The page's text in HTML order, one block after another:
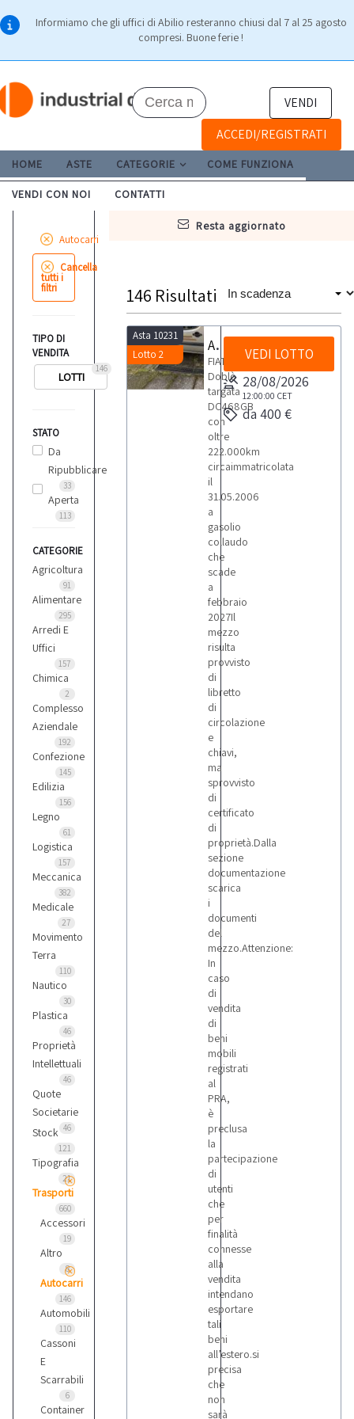
Informiamo che gli uffici di Abilio resteranno chiusi dal 7 al 25 agosto
compresi. Buone ferie !
VENDI
ACCEDI/REGISTRATI
HOME ASTE CATEGORIE COME FUNZIONA
VENDI CON NOI CONTATTI
resta aggiornato
Autocarri
Cancella
tutti i
filtri
TIPO DI
VENDITA
146
LOTTI
STATO
Da
Ripubblicare
33
Aperta
113
CATEGORIE
Agricoltura
91
Alimentare
295
Arredi E
Uffici
157
Chimica
2
Complesso
Aziendale
192
Confezione
145
Edilizia
156
Legno
61
Logistica
157
Meccanica
382
Medicale
27
Movimento
Terra
110
Nautico
30
Plastica
46
Proprietà
Intellettuali
46
Quote
Societarie
46
Stock
121
Tipografia
21
Trasporti
660
Accessori
19
Altro
8
Autocarri
146
Automobili
110
Cassoni
E
Scarrabili
6
Container
146 Risultati
Asta 10231
Lotto 2
Autocarro Fiat Doblò
FIAT
Doblò
targata
DC468GB
con
oltre
222.000km
circaimmatricolata
il
31.05.2006
a
gasolio
collaudo
che
scade
a
febbraio
2027Il
mezzo
risulta
provvisto
di
libretto
di
circolazione
e
chiavi,
ma
sprovvisto
di
certificato
di
proprietà.Dalla
sezione
documentazione
scarica
i
documenti
del
mezzo.Attenzione:
In
caso
di
vendita
di
beni
mobili
registrati
al
PRA,
è
preclusa
la
partecipazione
di
utenti
che
per
finalità
connesse
alla
vendita
intendano
esportare
tali
beni
all’estero.si
precisa
che
non
sarà
VEDI LOTTO
28/08/2026
12:00:00 CET
da 400 €